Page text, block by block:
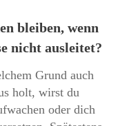
bleiben, wenn
nicht ausleitet?
Grund auch
holt, wirst du
oder dich